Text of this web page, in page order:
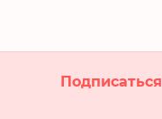
Подписаться